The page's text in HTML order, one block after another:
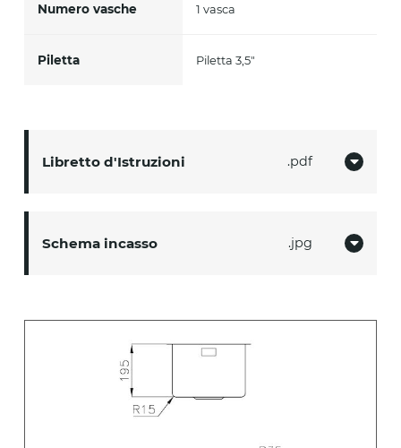
Libretto d'Istruzioni pdf
Schema incasso jpg
Numero vasche 1 vasca
Piletta Piletta 3,5"